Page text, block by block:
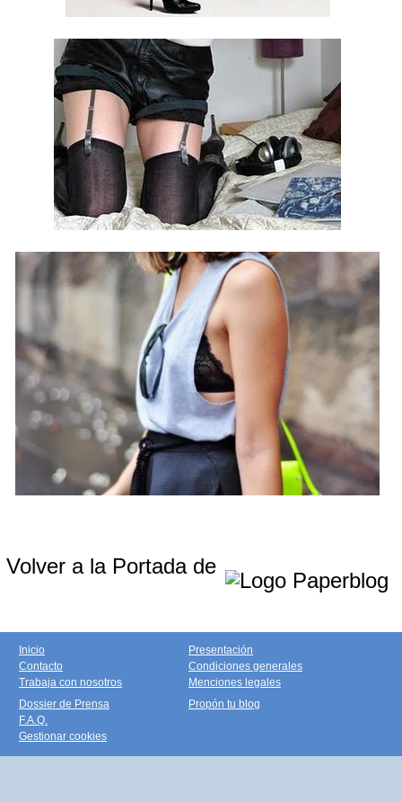
Volver a la Portada de
Inicio
Contacto
Trabaja con nosotros
Presentación
Condiciones generales
Menciones legales
Dossier de Prensa
F.A.Q.
Gestionar cookies
Propón tu blog